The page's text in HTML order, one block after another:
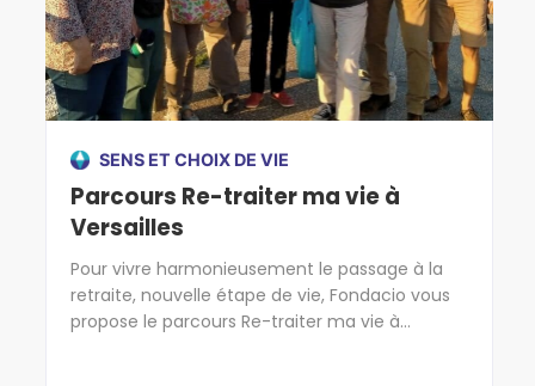
SENS ET CHOIX DE VIE
Parcours Re-traiter ma vie à
Versailles
Pour vivre harmonieusement le passage à la
retraite, nouvelle étape de vie, Fondacio vous
propose le parcours Re-traiter ma vie à